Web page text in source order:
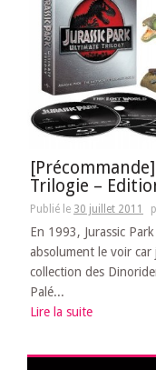
Trilogie –
Publié le 30 juillet 2011
En 1993, Jurassic
absolument le voir car
collection des
Palé...
Lire la suite